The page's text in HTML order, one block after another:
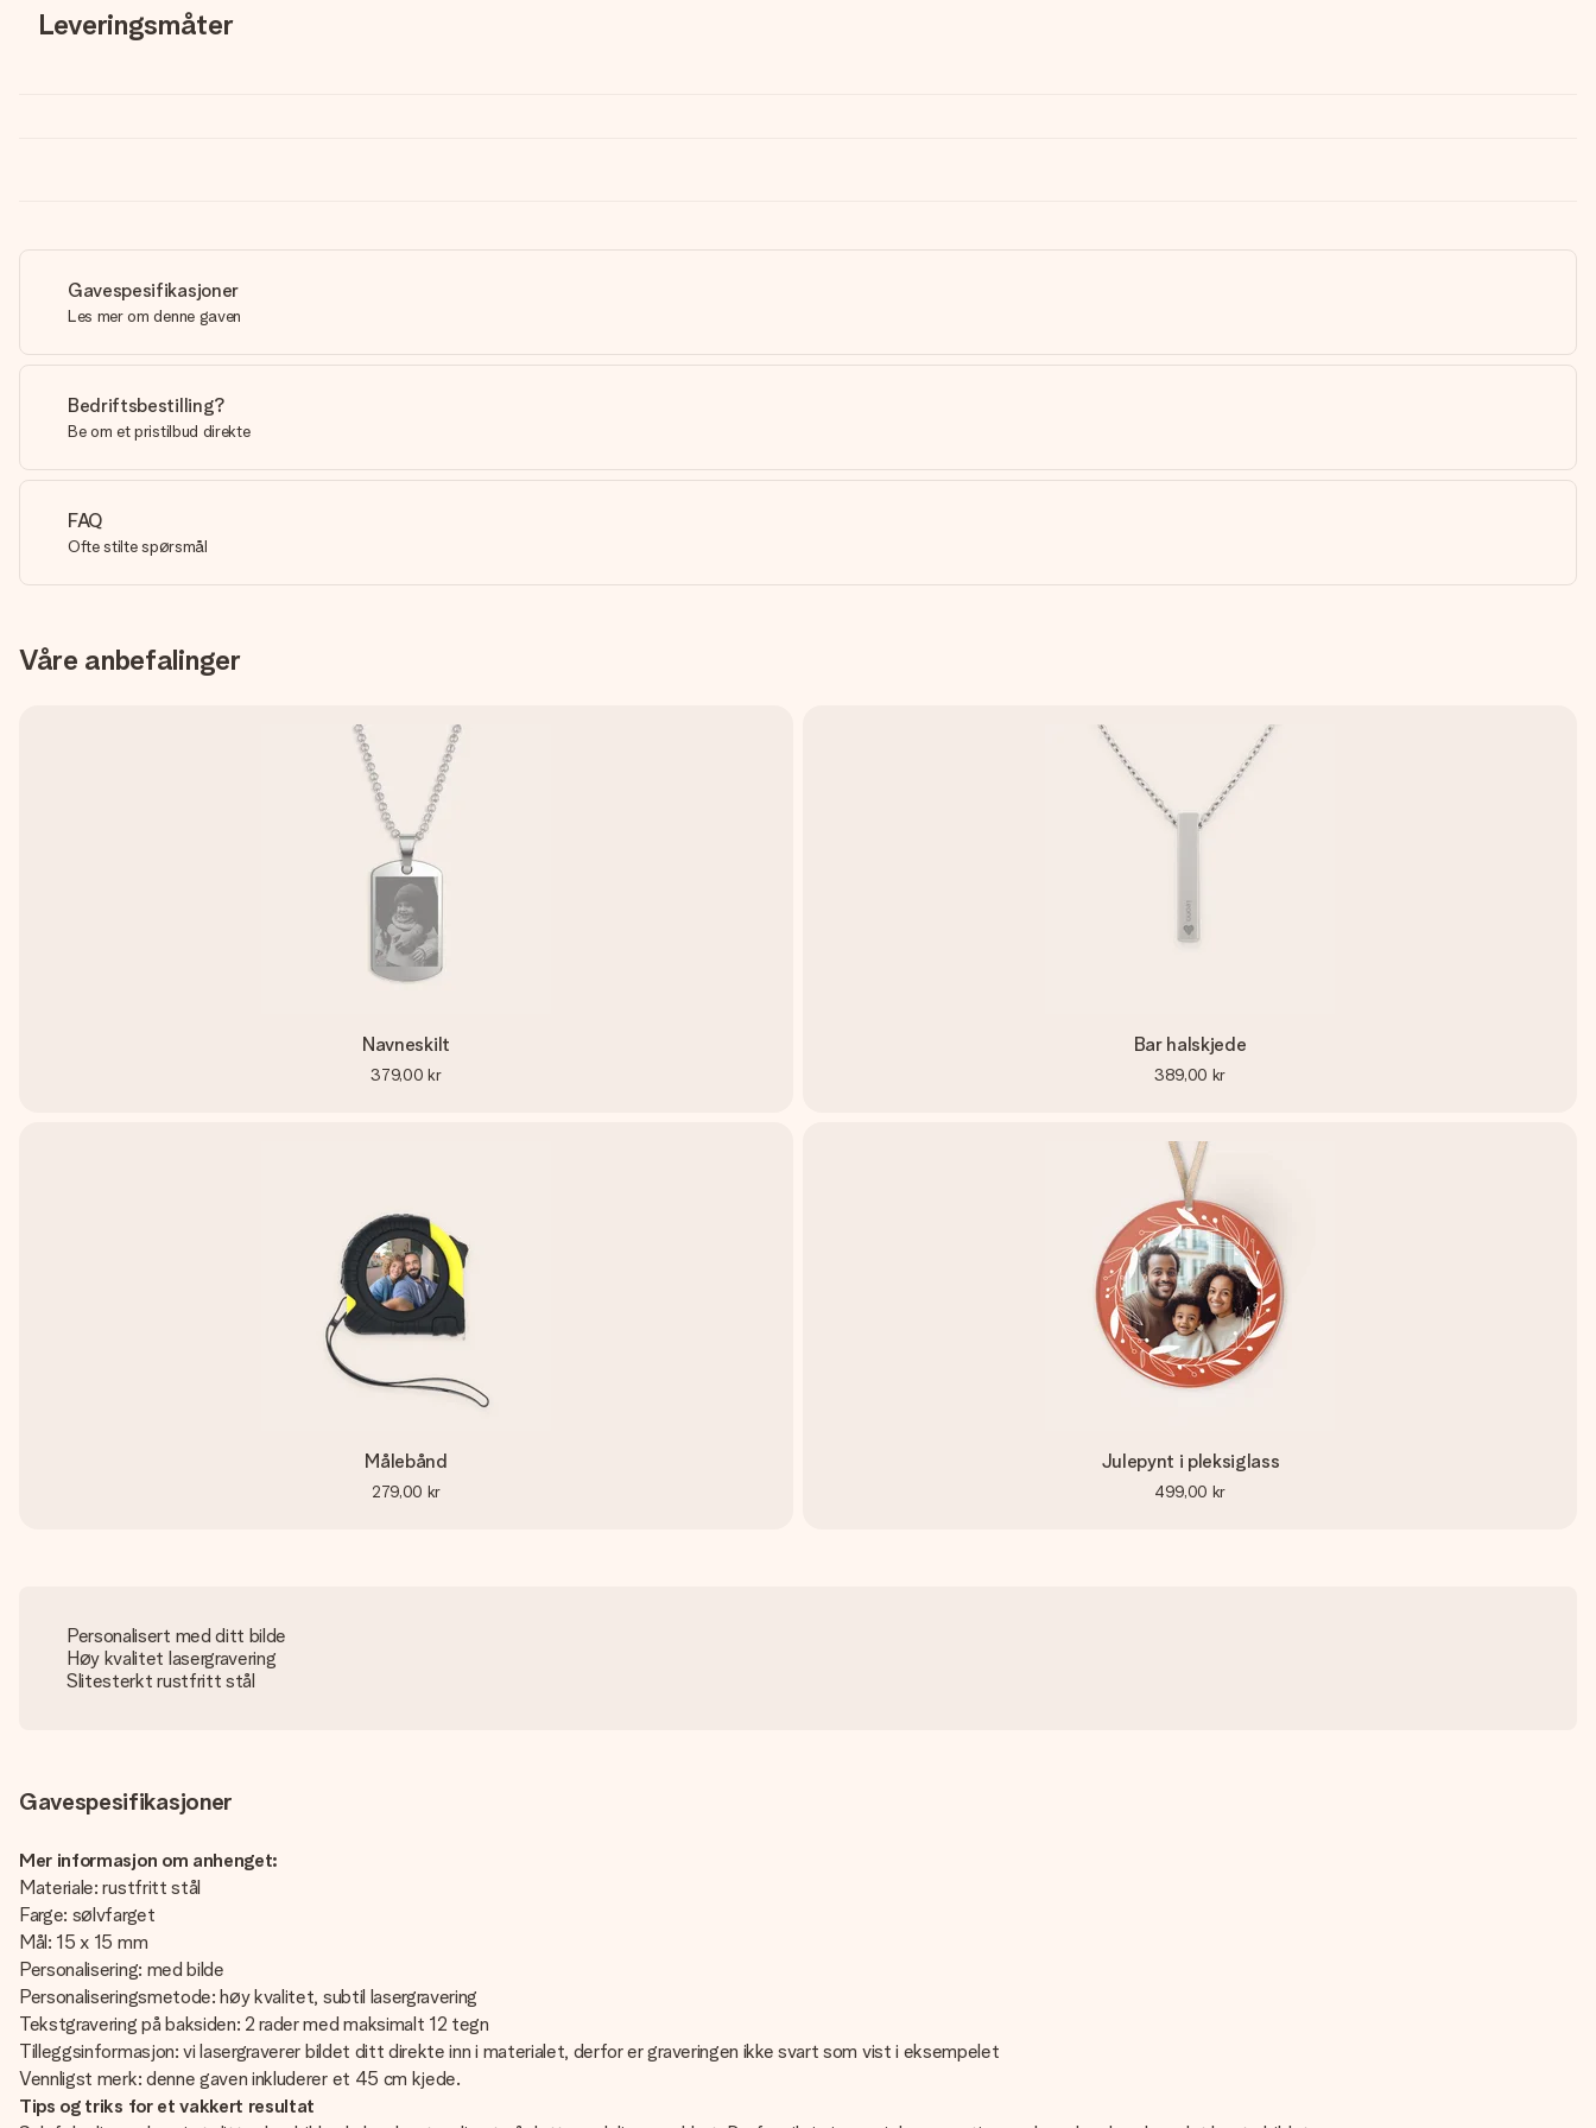
Leveringsmåter
Gavespesifikasjoner
Les mer om denne gaven
Bedriftsbestilling?
Be om et pristilbud direkte
FAQ
Ofte stilte spørsmål
Våre anbefalinger
Navneskilt
379,00 kr
Bar halskjede
389,00 kr
Målebånd
279,00 kr
Julepynt i pleksiglass
499,00 kr
Personalisert med ditt bilde
Høy kvalitet lasergravering
Slitesterkt rustfritt stål
Gavespesifikasjoner
Mer informasjon om anhenget:
Materiale: rustfritt stål
Farge: sølvfarget
Mål: 15 x 15 mm
Personalisering: med bilde
Personaliseringsmetode: høy kvalitet, subtil lasergravering
Tekstgravering på baksiden: 2 rader med maksimalt 12 tegn
Tilleggsinformasjon: vi lasergraverer bildet ditt direkte inn i materialet, derfor er graveringen ikke svart som vist i eksempelet
Vennligst merk: denne gaven inkluderer et 45 cm kjede.
Tips og triks for et vakkert resultat